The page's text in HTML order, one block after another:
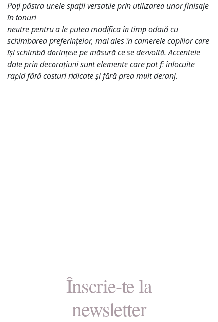
Poți păstra unele spații versatile prin utilizarea unor finisaje
în tonuri
neutre pentru a le putea modifica în timp odată cu
schimbarea preferințelor, mai ales în camerele copiilor care
își schimbă dorințele pe măsură ce se dezvoltă. Accentele
date prin decorațiuni sunt elemente care pot fi înlocuite
rapid fără costuri ridicate și fără prea mult deranj.
Înscrie-te la
newsletter